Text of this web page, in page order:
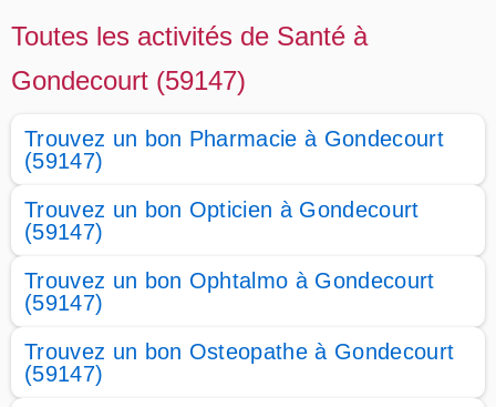
Toutes les activités de Santé à
Gondecourt (59147)
Trouvez un bon Pharmacie à Gondecourt
(59147)
Trouvez un bon Opticien à Gondecourt
(59147)
Trouvez un bon Ophtalmo à Gondecourt
(59147)
Trouvez un bon Osteopathe à Gondecourt
(59147)